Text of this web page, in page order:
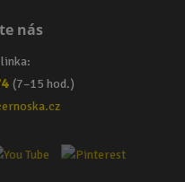
nás
(7–15 hod.)